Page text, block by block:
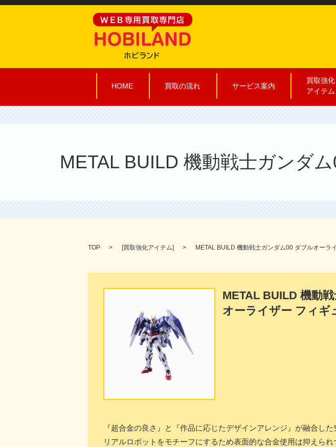
HOME 買取の流れ サービス案内
買取強化
アイテム
METAL BUILD 機動戦士ガンダ
TOP [買取強化アイテム] METAL BUILD 機動戦士ガンダム00 ダブルオーラ
METAL BUILD 機動
オーライザー フィギ
『超合金の良さ』と『作品に応じたデザインアレンジ』が融合した
リアルロボットをモチーフにするため表面的な合金使用は抑えら